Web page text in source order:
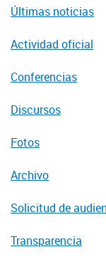
Últimas noticias
Actividad oficial
Conferencias
Discursos
Fotos
Archivo
Solicitud de
Transparencia